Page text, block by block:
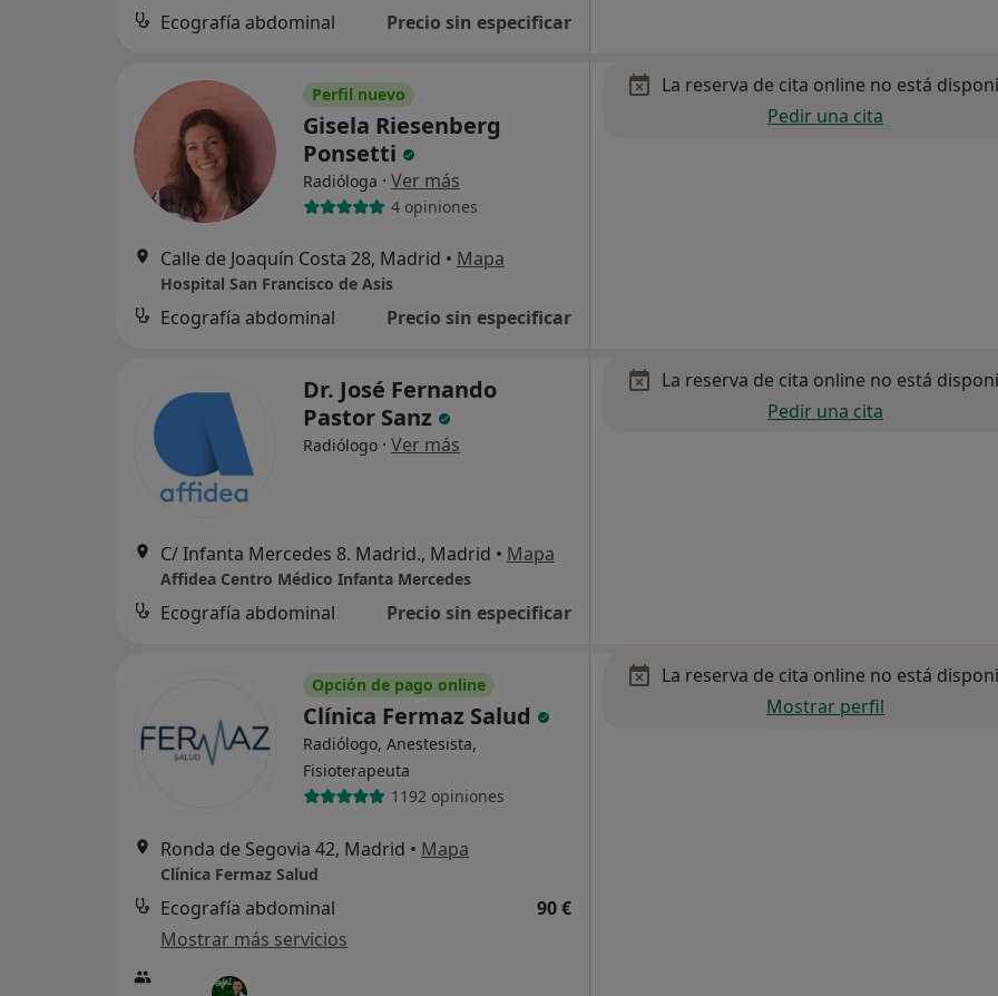
Ecografía abdominal Precio sin especificar
Perfil nuevo
Gisela Riesenberg
Ponsetti
Radióloga · Ver más
4 opiniones
Calle de Joaquín Costa 28, Madrid • Mapa
Hospital San Francisco de Asis
Ecografía abdominal Precio sin especificar
La reserva de cita online no está
Pedir una cita
Dr. José Fernando
Pastor Sanz
Radiólogo · Ver más
C/ Infanta Mercedes 8. Madrid., Madrid • Mapa
Affidea Centro Médico Infanta Mercedes
Ecografía abdominal Precio sin especificar
La reserva de cita online no está
Pedir una cita
Opción de pago online
Clínica Fermaz Salud
Radiólogo, Anestesista,
Fisioterapeuta
1192 opiniones
Ronda de Segovia 42, Madrid • Mapa
Clínica Fermaz Salud
Ecografía abdominal
90 €
Mostrar más servicios
La reserva de cita online no está
Mostrar perfil